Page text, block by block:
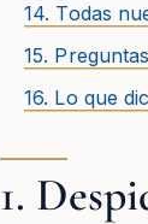
14. Todas
15.
16. Lo que
1.